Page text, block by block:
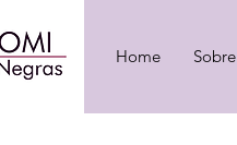
Home Sobre